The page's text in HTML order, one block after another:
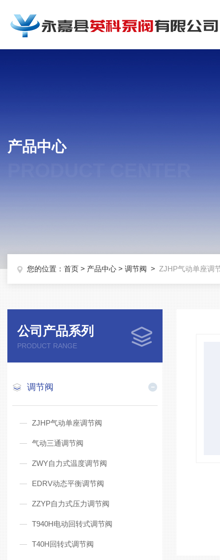
产品中心
您的位置： 首页 > 产品中心 > 调节阀 > ZJHP气动单座调
公司产品系列
PRODUCT RANGE
调节阀
ZJHP气动单座调节阀
气动三通调节阀
ZWY自力式温度调节阀
EDRV动态平衡调节阀
ZZYP自力式压力调节阀
T940H电动回转式调节阀
T40H回转式调节阀